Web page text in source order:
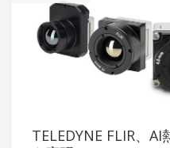
TELEDYNE FLIR、